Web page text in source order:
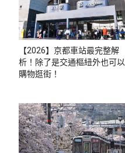
【2026】京都車站最完整解
析！除了是交通樞紐外也可以
購物逛街！